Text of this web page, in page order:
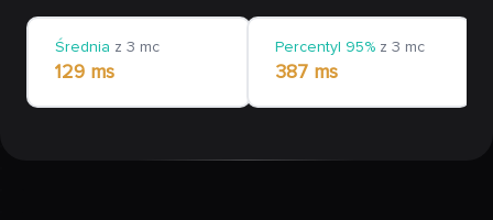
Średnia z 3 mc
129 ms
Percentyl 95% z 3 mc
387 ms